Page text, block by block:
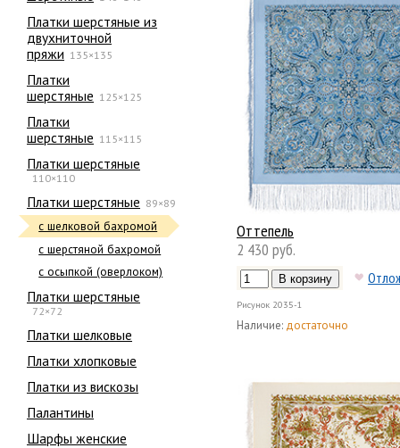
Платки шерстяные из
двухниточной
пряжи 135×135
Платки
шерстяные 125×125
Платки
шерстяные 115×115
Платки шерстяные
110×110
Платки шерстяные 89×89
с шелковой бахромой
с шерстяной бахромой
с осыпкой (оверлоком)
Платки шерстяные
72×72
Платки шелковые
Платки хлопковые
Платки из вискозы
Палантины
Шарфы женские
Оттепель
2 430 руб.
Рисунок 2035-1
Наличие: достаточно